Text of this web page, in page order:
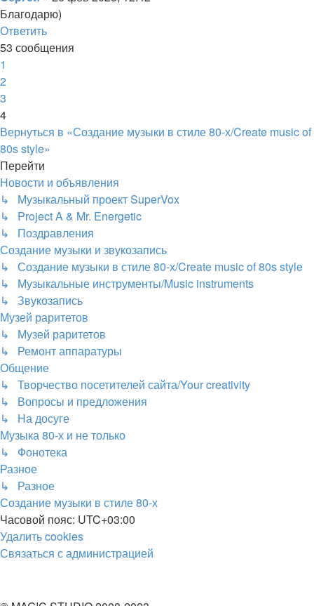
Благодарю)
Вернуться
к
началу
Ответить
Ответить
53 сообщения
Пред.
1
2
3
4
Вернуться в «Создание музыки в стиле 80-х/Create music of
80s style»
Перейти
Новости и объявления
↳ Музыкальный проект SuperVox
↳ Project A & Mr. Energetic
↳ Поздравления
Создание музыки и звукозапись
↳ Создание музыки в стиле 80-х/Create music of 80s style
↳ Музыкальные инструменты/Music instruments
↳ Звукозапись
Музей раритетов
↳ Музей раритетов
↳ Ремонт аппаратуры
Общение
↳ Творчество посетителей сайта/Your creativity
↳ Вопросы и предложения
↳ На досуге
Музыка 80-х и не только
↳ Фонотека
Разное
↳ Разное
Создание музыки в стиле 80-х
Часовой пояс: UTC+03:00
Удалить cookies
Связаться
Связаться садминистрацией